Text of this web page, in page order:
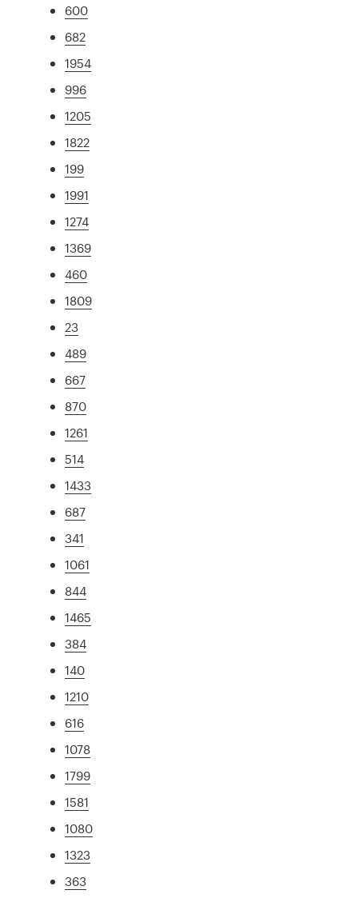
600
682
1954
996
1205
1822
199
1991
1274
1369
460
1809
23
489
667
870
1261
514
1433
687
341
1061
844
1465
384
140
1210
616
1078
1799
1581
1080
1323
363